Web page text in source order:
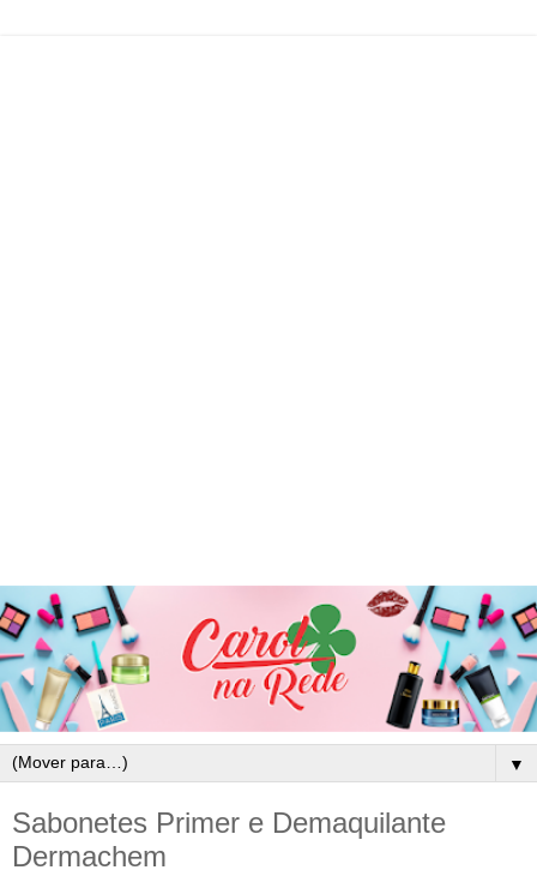
▼
Sabonetes Primer e Demaquilante
Dermachem